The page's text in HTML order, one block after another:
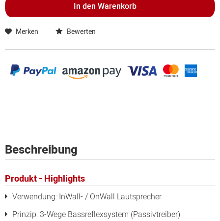
In den Warenkorb
Merken Bewerten
Beschreibung
Produkt - Highlights
Verwendung: InWall- / OnWall Lautsprecher
Prinzip: 3-Wege Bassreflexsystem (Passivtreiber)